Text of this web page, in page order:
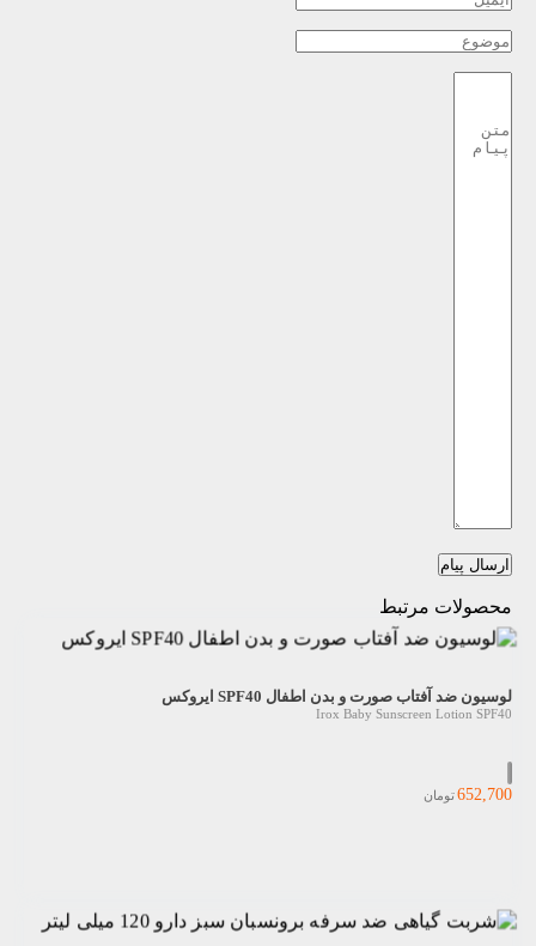
ارسال پیام
محصولات مرتبط
لوسیون ضد آفتاب صورت و بدن اطفال SPF40 ایروکس
Irox Baby Sunscreen Lotion SPF40
652,700تومان